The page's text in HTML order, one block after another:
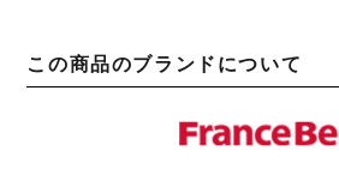
この商品のブランドについて